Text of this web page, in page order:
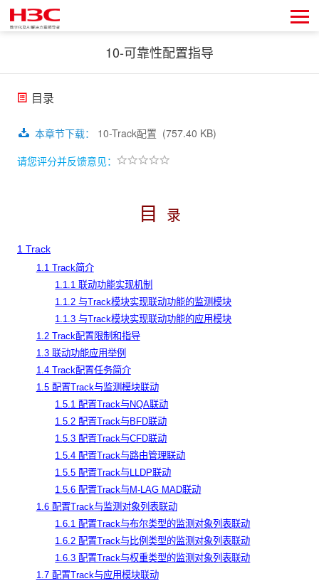
10-可靠性配置指导
目录
本章节下载： 10-Track配置 (757.40 KB)
请您评分并反馈意见：
目 录
1 Track
1.1 Track简介
1.1.1 联动功能实现机制
1.1.2 与Track模块实现联动功能的监测模块
1.1.3 与Track模块实现联动功能的应用模块
1.2 Track配置限制和指导
1.3 联动功能应用举例
1.4 Track配置任务简介
1.5 配置Track与监测模块联动
1.5.1 配置Track与NQA联动
1.5.2 配置Track与BFD联动
1.5.3 配置Track与CFD联动
1.5.4 配置Track与路由管理联动
1.5.5 配置Track与LLDP联动
1.5.6 配置Track与M-LAG MAD联动
1.6 配置Track与监测对象列表联动
1.6.1 配置Track与布尔类型的监测对象列表联动
1.6.2 配置Track与比例类型的监测对象列表联动
1.6.3 配置Track与权重类型的监测对象列表联动
1.7 配置Track与应用模块联动